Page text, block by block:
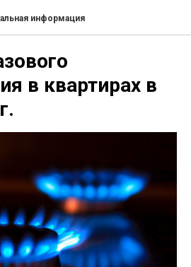
информация
в квартирах в